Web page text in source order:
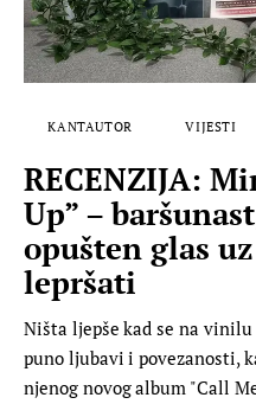
KANTAUTOR VIJESTI
RECENZIJA:
Up” –
opušten glas
lepršati
Ništa ljepše kad se na
puno ljubavi i povezanosti,
njenog novog album "Call